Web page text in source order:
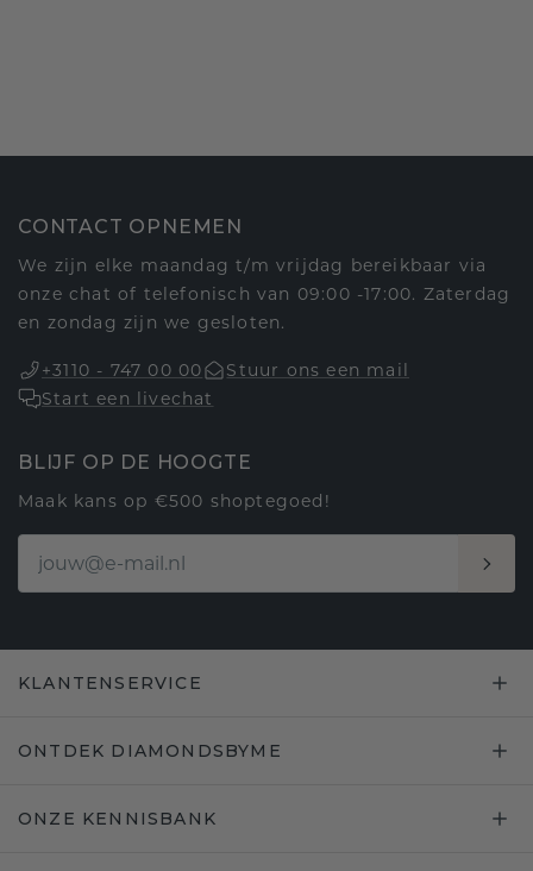
CONTACT OPNEMEN
We zijn elke maandag t/m vrijdag bereikbaar via
onze chat of telefonisch van 09:00 -17:00. Zaterdag
en zondag zijn we gesloten.
+3110 - 747 00 00
Stuur ons een mail
Start een livechat
BLIJF OP DE HOOGTE
Maak kans op €500 shoptegoed!
KLANTENSERVICE
ONTDEK DIAMONDSBYME
ONZE KENNISBANK